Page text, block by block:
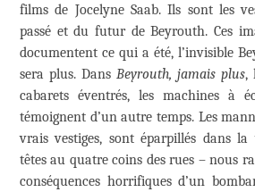
films de Jocelyne Saab. Ils sont les
passé et du futur de Beyrouth. Ces
documentent ce qui a été, l’invisible
sera plus. Dans Beyrouth, jamais plus,
cabarets éventrés, les machines à
témoignent d’un autre temps. Les
vrais vestiges, sont éparpillés dans
têtes au quatre coins des rues – nous
conséquences horrifiques d’un